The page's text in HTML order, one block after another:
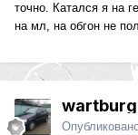
точно. Катался я на
на мл, на обгон не